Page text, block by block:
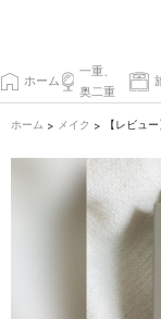
ホーム
一重、
奥二重
ホーム > メイク >